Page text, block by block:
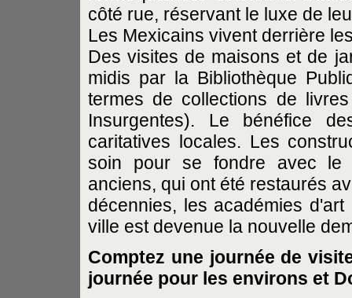
côté rue, réservant le luxe de
Les Mexicains vivent derrière
Des visites de maisons et de
midis par la Bibliothèque
termes de collections de
Insurgentes). Le bénéfice
caritatives locales. Les
soin pour se fondre avec le
anciens, qui ont été restaurés
décennies, les académies
ville est devenue la nouvelle
Comptez une journée de
journée pour les environs et